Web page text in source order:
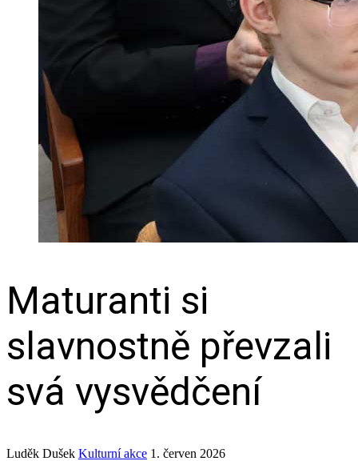
Maturanti si
slavnostně převzali
svá vysvědčení
Luděk Dušek Kulturní akce 1. červen 2026